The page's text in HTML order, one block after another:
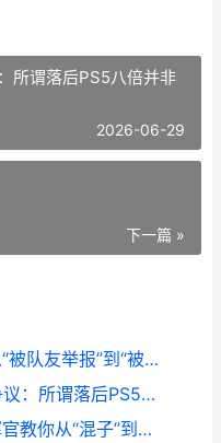
所谓落后PS5八倍并非
2026-06-29
下一篇 »
三角洲行动高级游戏策略：从“被队友举报”到“被队友指名带飞”的那一步 三角洲行动高级维修怎么解锁
Xbox答复圣安地列斯6预购争议：所谓落后PS5八倍并非真正销量 xbox360圣安地列斯
三角洲行动干员如何玩老指挥官教你从“混子”到高段位核心 三角洲行动干员怎么解锁